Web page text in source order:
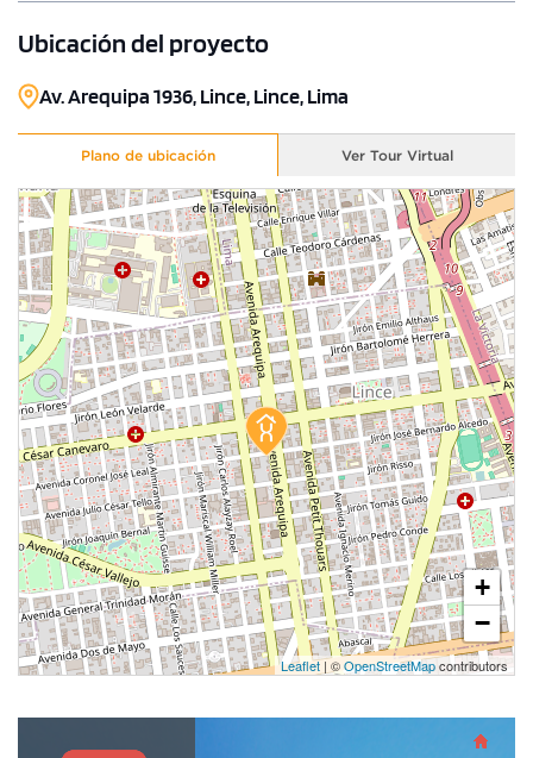
Ubicación del proyecto
Av. Arequipa 1936, Lince, Lince, Lima
Plano de ubicación Ver Tour Virtual
+
−
Leaflet| ©OpenStreetMapcontributors